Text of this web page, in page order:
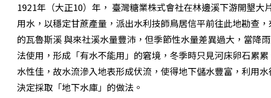
1921年（大正10）年， 臺灣糖業株式會社在林邊溪下游開墾大
用水，以穩定甘蔗產量，派出水利技師鳥居信平前往此地勘查
的瓦魯斯溪 與來社溪水量豐沛，但季節性水量差異過大，當降
法使用，形成「有水不能用」的窘境，冬季時只見河床卵石累
水性佳，故水流滲入地表形成伏流，使得地下儲水豐富，利用
決定採取「地下水庫」的做法。